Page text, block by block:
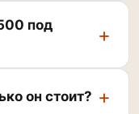
под
он стоит?